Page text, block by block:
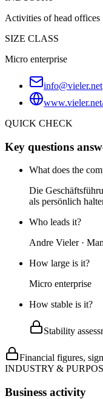
Activities of head offices
SIZE CLASS
Micro enterprise
info@vieler.net
QUICK CHECK
Key questions
What does the
Die
als persönlich
Who leads it?
Andre Vieler ·
How large is it?
Micro enterprise
How stable is it?
Stability
Financial figures,
INDUSTRY &
Business activity